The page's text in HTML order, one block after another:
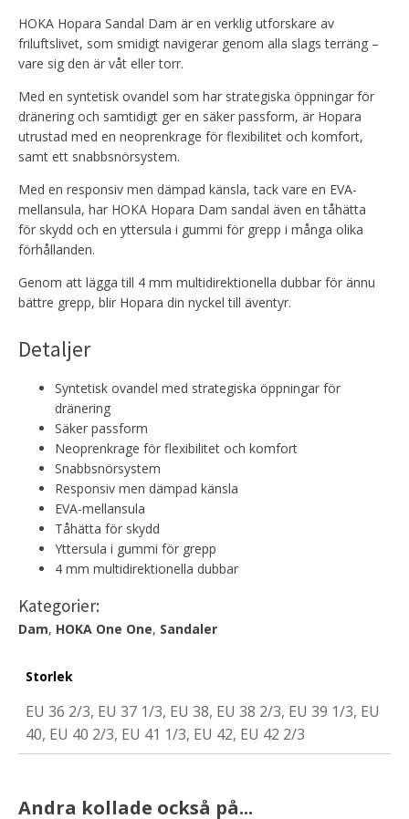
HOKA Hopara Sandal Dam är en verklig utforskare av
friluftslivet, som smidigt navigerar genom alla slags terräng –
vare sig den är våt eller torr.
Med en syntetisk ovandel som har strategiska öppningar för
dränering och samtidigt ger en säker passform, är Hopara
utrustad med en neoprenkrage för flexibilitet och komfort,
samt ett snabbsnörsystem.
Med en responsiv men dämpad känsla, tack vare en EVA-
mellansula, har HOKA Hopara Dam sandal även en tåhätta
för skydd och en yttersula i gummi för grepp i många olika
förhållanden.
Genom att lägga till 4 mm multidirektionella dubbar för ännu
bättre grepp, blir Hopara din nyckel till äventyr.
Detaljer
Syntetisk ovandel med strategiska öppningar för
dränering
Säker passform
Neoprenkrage för flexibilitet och komfort
Snabbsnörsystem
Responsiv men dämpad känsla
EVA-mellansula
Tåhätta för skydd
Yttersula i gummi för grepp
4 mm multidirektionella dubbar
Kategorier:
Dam, HOKA One One, Sandaler
Storlek
EU 36 2/3, EU 37 1/3, EU 38, EU 38 2/3, EU 39 1/3, EU
40, EU 40 2/3, EU 41 1/3, EU 42, EU 42 2/3
Andra kollade också på...